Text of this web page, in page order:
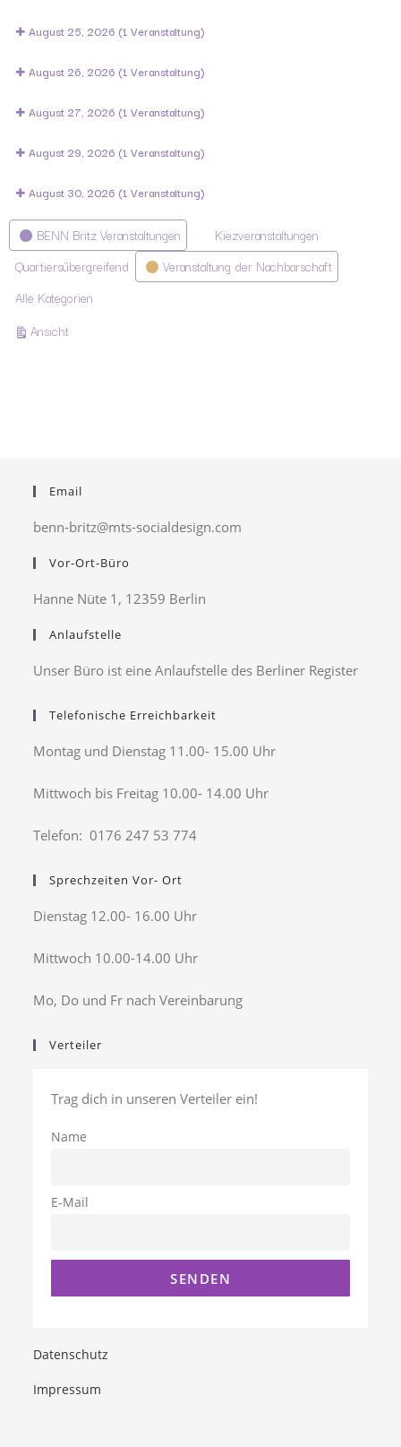
August 25, 2026 (1 Veranstaltung)
August 26, 2026 (1 Veranstaltung)
August 27, 2026 (1 Veranstaltung)
August 29, 2026 (1 Veranstaltung)
August 30, 2026 (1 Veranstaltung)
Kategorien
BENN Britz Veranstaltungen
Kiezveranstaltungen
Quartiersübergreifend
Veranstaltung der Nachbarschaft
Alle Kategorien
Ansichtausdrucken
Email
benn-britz@mts-socialdesign.com
Vor-Ort-Büro
Hanne Nüte 1, 12359 Berlin
Anlaufstelle
Unser Büro ist eine Anlaufstelle des Berliner Register
Telefonische Erreichbarkeit
Montag und Dienstag 11.00- 15.00 Uhr
Mittwoch bis Freitag 10.00- 14.00 Uhr
Telefon: 0176 247 53 774
Sprechzeiten Vor- Ort
Dienstag 12.00- 16.00 Uhr
Mittwoch 10.00-14.00 Uhr
Mo, Do und Fr nach Vereinbarung
Verteiler
Trag dich in unseren Verteiler ein!
Name
E-Mail
Datenschutz
Impressum